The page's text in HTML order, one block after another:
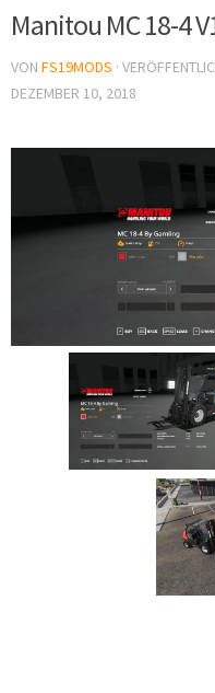
Manitou MC 18-4
VON FS19MODS ·
DEZEMBER 10, 2018